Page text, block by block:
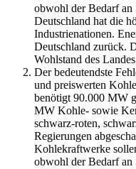
obwohl der Bedarf
Deutschland hat die
Industrienationen.
Deutschland zurück.
Wohlstand des
Der bedeutendste
und preiswerten
benötigt 90.000 MW
MW Kohle- sowie
schwarz-roten,
Regierungen
Kohlekraftwerke
obwohl der Bedarf